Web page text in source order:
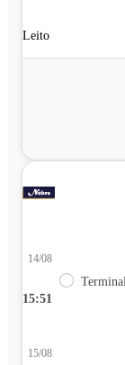
Leito
15:51
14/08
15/08